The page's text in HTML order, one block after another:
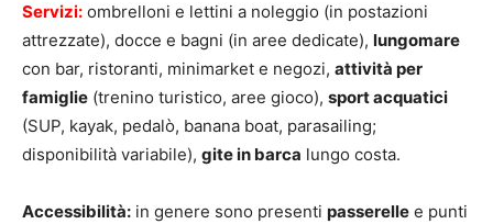
Servizi: ombrelloni e lettini a noleggio (in postazioni
attrezzate), docce e bagni (in aree dedicate), lungomare
con bar, ristoranti, minimarket e negozi, attività per
famiglie (trenino turistico, aree gioco), sport acquatici
(SUP, kayak, pedalò, banana boat, parasailing;
disponibilità variabile), gite in barca lungo costa.
Accessibilità: in genere sono presenti passerelle e punti